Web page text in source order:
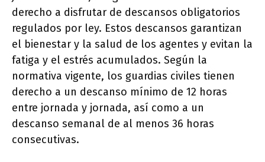
derecho a disfrutar de descansos obligatorios
regulados por ley. Estos descansos garantizan
el bienestar y la salud de los agentes y evitan la
fatiga y el estrés acumulados. Según la
normativa vigente, los guardias civiles tienen
derecho a un descanso mínimo de 12 horas
entre jornada y jornada, así como a un
descanso semanal de al menos 36 horas
consecutivas.